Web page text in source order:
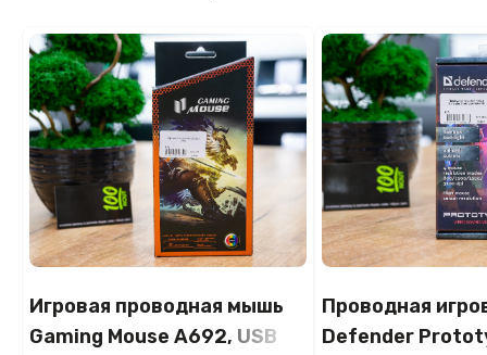
Игровая проводная мышь
Gaming Mouse A692, USB
Проводная
Defender